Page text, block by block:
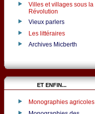
Villes et villages sous la
Révolution
Vieux parlers
Les littéraires
Archives Micberth
ET ENFIN...
Monographies agricoles